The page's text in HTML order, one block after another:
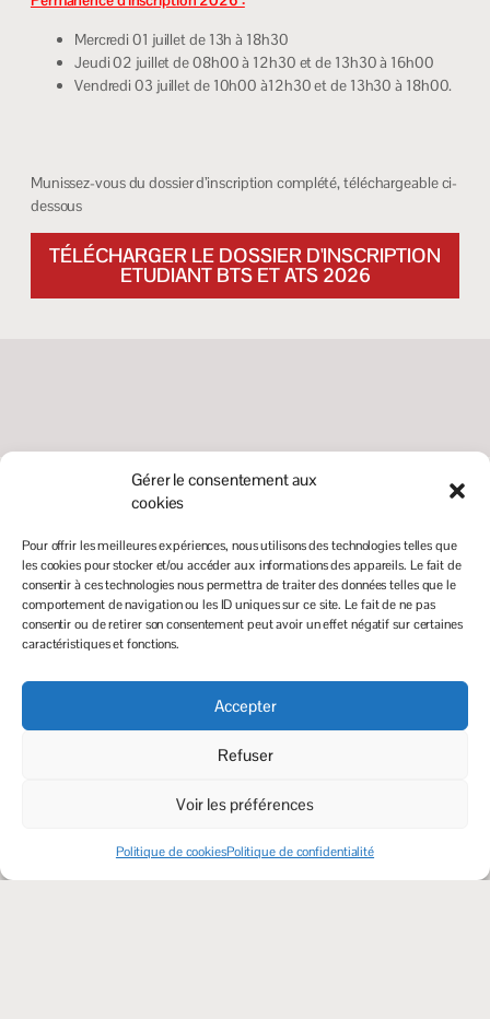
Gérer le consentement aux
cookies
Pour offrir les meilleures expériences, nous utilisons des technologies telles que
les cookies pour stocker et/ou accéder aux informations des appareils. Le fait de
consentir à ces technologies nous permettra de traiter des données telles que le
comportement de navigation ou les ID uniques sur ce site. Le fait de ne pas
consentir ou de retirer son consentement peut avoir un effet négatif sur certaines
caractéristiques et fonctions.
Accepter
Refuser
Voir les préférences
Politique de cookiesPolitique de confidentialité
Mercredi 01 juillet de 13h à 18h30
Jeudi 02 juillet de 08h00 à 12h30 et de 13h30 à 16h00
Vendredi 03 juillet de 10h00 à12h30 et de 13h30 à 18h00.
Munissez-vous du dossier d’inscription complété, téléchargeable ci-
dessous
TÉLÉCHARGER LE DOSSIER D'INSCRIPTION
ETUDIANT BTS ET ATS 2026
Organisation de la rentrée 2026
avenir
INFO RENTRÉE 2026
2026 - 2027 BLANCS 2026 - 2027